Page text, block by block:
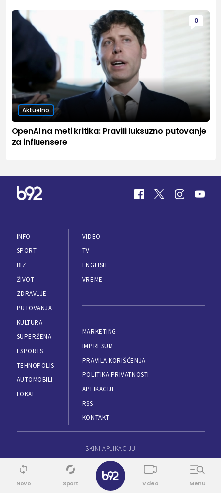
0
Aktuelno
OpenAI na meti kritika: Pravili luksuzno putovanje
za influensere
INFO
SPORT
BIZ
ŽIVOT
ZDRAVLJE
PUTOVANJA
KULTURA
SUPERŽENA
ESPORTS
TEHNOPOLIS
AUTOMOBILI
LOKAL
VIDEO
TV
ENGLISH
VREME
MARKETING
IMPRESUM
PRAVILA KORIŠĆENJA
POLITIKA PRIVATNOSTI
APLIKACIJE
RSS
KONTAKT
SKINI APLIKACIJU
Novo Sport Video Menu